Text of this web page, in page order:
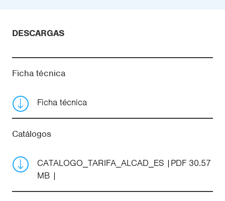
DESCARGAS
Ficha técnica
Ficha técnica
Catálogos
CATALOGO_TARIFA_ALCAD_ES
PDF 30.57
MB